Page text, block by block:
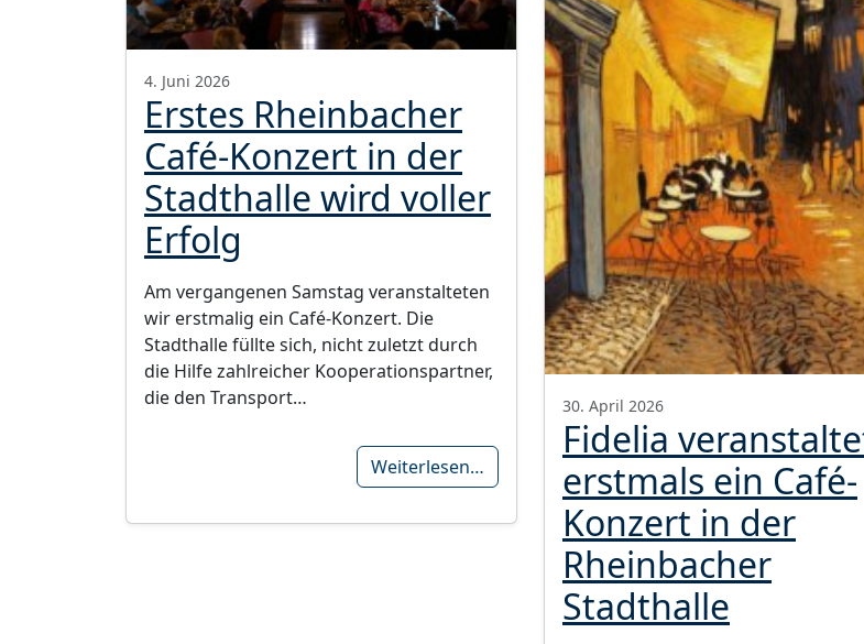
4. Juni 2026
Erstes Rheinbacher
Café-Konzert in der
Stadthalle wird voller
Erfolg
Am vergangenen Samstag veranstalteten
wir erstmalig ein Café-Konzert. Die
Stadthalle füllte sich, nicht zuletzt durch
die Hilfe zahlreicher Kooperationspartner,
die den Transport…
Weiterlesen…
30. April 2026
Fidelia
erstmals ein Café-
Konzert in der
Rheinbacher
Stadthalle